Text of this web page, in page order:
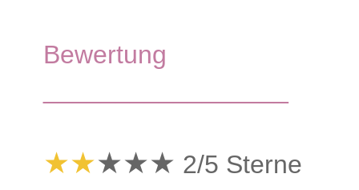
Bewertung
★★★★★ 2/5 Sterne